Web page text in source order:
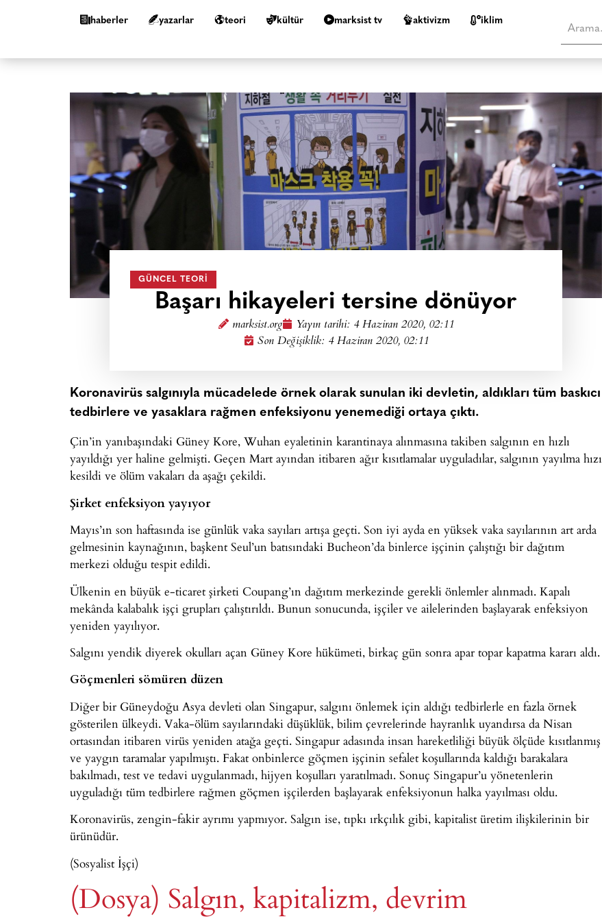
haberler yazarlar teori kültür marksist tv aktivizm i̇klim
GÜNCEL TEORI
Başarı hikayeleri tersine dönüyor
marksist.org Yayın tarihi: 4 Haziran 2020, 02:11
Son Değişiklik: 4 Haziran 2020, 02:11
Koronavirüs salgınıyla mücadelede örnek olarak sunulan iki devletin, aldıkları tüm baskıcı
tedbirlere ve yasaklara rağmen enfeksiyonu yenemediği ortaya çıktı.
Çin’in yanıbaşındaki Güney Kore, Wuhan eyaletinin karantinaya alınmasına takiben salgının en hızlı
yayıldığı yer haline gelmişti. Geçen Mart ayından itibaren ağır kısıtlamalar uyguladılar, salgının yayılma hızı
kesildi ve ölüm vakaları da aşağı çekildi.
Şirket enfeksiyon yayıyor
Mayıs’ın son haftasında ise günlük vaka sayıları artışa geçti. Son iyi ayda en yüksek vaka sayılarının art arda
gelmesinin kaynağının, başkent Seul’un batısındaki Bucheon’da binlerce işçinin çalıştığı bir dağıtım
merkezi olduğu tespit edildi.
Ülkenin en büyük e-ticaret şirketi Coupang’ın dağıtım merkezinde gerekli önlemler alınmadı. Kapalı
mekânda kalabalık işçi grupları çalıştırıldı. Bunun sonucunda, işçiler ve ailelerinden başlayarak enfeksiyon
yeniden yayılıyor.
Salgını yendik diyerek okulları açan Güney Kore hükümeti, birkaç gün sonra apar topar kapatma kararı aldı.
Göçmenleri sömüren düzen
Diğer bir Güneydoğu Asya devleti olan Singapur, salgını önlemek için aldığı tedbirlerle en fazla örnek
gösterilen ülkeydi. Vaka-ölüm sayılarındaki düşüklük, bilim çevrelerinde hayranlık uyandırsa da Nisan
ortasından itibaren virüs yeniden atağa geçti. Singapur adasında insan hareketliliği büyük ölçüde kısıtlanmış
ve yaygın taramalar yapılmıştı. Fakat onbinlerce göçmen işçinin sefalet koşullarında kaldığı barakalara
bakılmadı, test ve tedavi uygulanmadı, hijyen koşulları yaratılmadı. Sonuç Singapur’u yönetenlerin
uyguladığı tüm tedbirlere rağmen göçmen işçilerden başlayarak enfeksiyonun halka yayılması oldu.
Koronavirüs, zengin-fakir ayrımı yapmıyor. Salgın ise, tıpkı ırkçılık gibi, kapitalist üretim ilişkilerinin bir
ürünüdür.
(Sosyalist İşçi)
(Dosya) Salgın, kapitalizm, devrim